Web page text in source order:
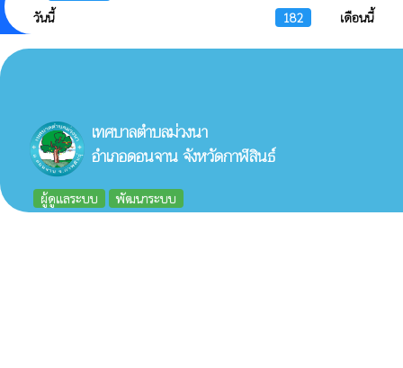
วันนี้ 182 เดือนนี้
เทศบาลตำบลม่วงนา
อำเภอดอนจาน จังหวัดกาฬสินธ์
ผู้ดูแลระบบ พัฒนาระบบ